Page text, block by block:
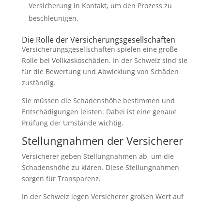
Versicherung in Kontakt, um den Prozess zu
beschleunigen.
Die Rolle der Versicherungsgesellschaften
Versicherungsgesellschaften spielen eine große
Rolle bei Vollkaskoschäden. In der Schweiz sind sie
für die Bewertung und Abwicklung von Schäden
zuständig.
Sie müssen die Schadenshöhe bestimmen und
Entschädigungen leisten. Dabei ist eine genaue
Prüfung der Umstände wichtig.
Stellungnahmen der Versicherer
Versicherer geben Stellungnahmen ab, um die
Schadenshöhe zu klären. Diese Stellungnahmen
sorgen für Transparenz.
In der Schweiz legen Versicherer großen Wert auf